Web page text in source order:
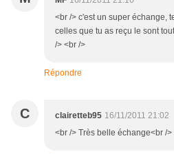
<br /> c'est un super échange,
celles que tu as reçu le sont
/> <br />
Répondre
C clairetteb95 16/11/2011 21:02
<br /> Très belle échange<br />